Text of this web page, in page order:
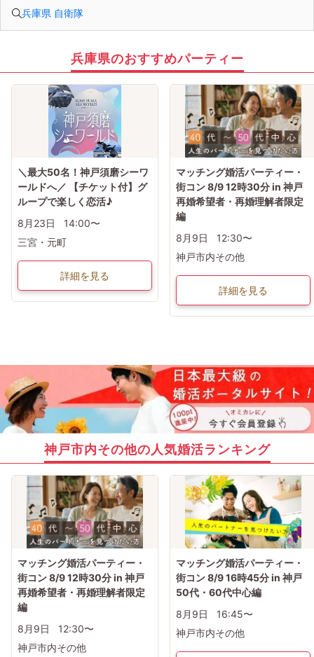
兵庫県 自衛隊
兵庫県のおすすめパーティー
＼最大50名！神戸須磨シーワ
ールドへ／ 【チケット付】グ
ループで楽しく恋活♪
8月23日
14:00〜
三宮・元町
詳細を見る
マッチング婚活パーティー・
街コン 8/9 12時30分 in 神戸
再婚希望者・再婚理解者限定
編
8月9日
12:30〜
神戸市内その他
詳細を見る
神戸市内その他の人気婚活ランキング
マッチング婚活パーティー・
街コン 8/9 12時30分 in 神戸
再婚希望者・再婚理解者限定
編
8月9日
12:30〜
神戸市内その他
マッチング婚活パーティー・
街コン 8/9 16時45分 in 神戸
50代・60代中心編
8月9日
16:45〜
神戸市内その他